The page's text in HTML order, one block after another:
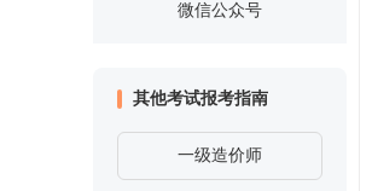
微信公众号
其他考试报考指南
一级造价师